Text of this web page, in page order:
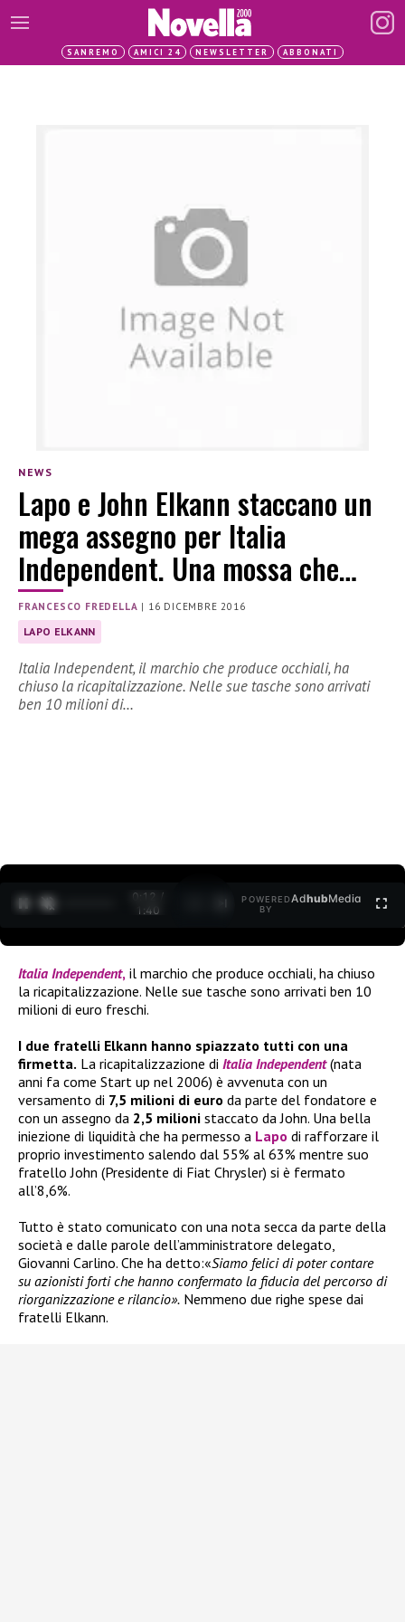
SANREMO AMICI 24 NEWSLETTER ABBONATI
NEWS
Lapo e John Elkann staccano un
mega assegno per Italia
Independent. Una mossa che…
FRANCESCO FREDELLA | 16 DICEMBRE 2016
LAPO ELKANN
Italia Independent, il marchio che produce occhiali, ha
chiuso la ricapitalizzazione. Nelle sue tasche sono arrivati
ben 10 milioni di…
0:12 /
1:40
POWERED
BY
AdhubMedia
Italia Independent, il marchio che produce occhiali, ha chiuso
la ricapitalizzazione. Nelle sue tasche sono arrivati ben 10
milioni di euro freschi.
I due fratelli Elkann hanno spiazzato tutti con una
firmetta. La ricapitalizzazione di Italia Independent (nata
anni fa come Start up nel 2006) è avvenuta con un
versamento di 7,5 milioni di euro da parte del fondatore e
con un assegno da 2,5 milioni staccato da John. Una bella
iniezione di liquidità che ha permesso a Lapo di rafforzare il
proprio investimento salendo dal 55% al 63% mentre suo
fratello John (Presidente di Fiat Chrysler) si è fermato
all’8,6%.
Tutto è stato comunicato con una nota secca da parte della
società e dalle parole dell’amministratore delegato,
Giovanni Carlino. Che ha detto:«Siamo felici di poter contare
su azionisti forti che hanno confermato la fiducia del percorso di
riorganizzazione e rilancio». Nemmeno due righe spese dai
fratelli Elkann.